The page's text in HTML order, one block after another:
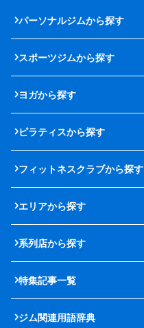
パーソナルジムから探す
スポーツジムから探す
ヨガから探す
ピラティスから探す
フィットネスクラブから探す
エリアから探す
系列店から探す
特集記事一覧
ジム関連用語辞典